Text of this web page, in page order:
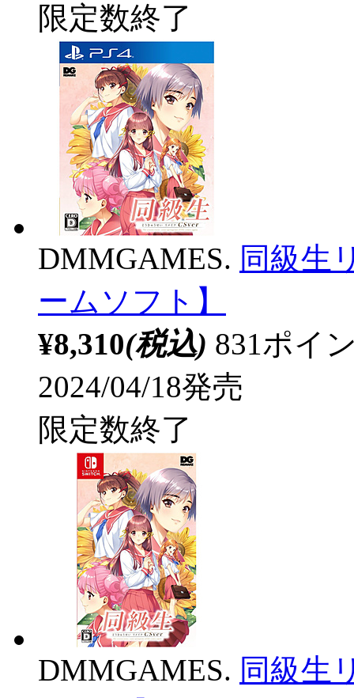
限定数終了
DMMGAMES. 同級生
ームソフト】
¥8,310(税込) 831ポイ
2024/04/18発売
限定数終了
DMMGAMES. 同級生